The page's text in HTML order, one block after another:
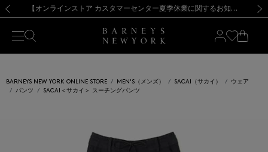
新規登録のお客様も対象！＜MY BARNEYS＞会員のお客様は11,000円（税込）以上のお買上げで常時送料無料！お買い物の際は会員登録を！
【夏季休業に伴う出荷一時停止のお知らせ】(2026.8.7) 【オンラインストア カスタマーセンター夏季休業に関するお知らせ】（2026.8.7）
【夏季休業に伴う返品・交換承り一時停止のお知らせ】（2026.8.5）
熊本県を中心とした地震の影響によるお荷物のお届けについて
【開催中】SUMMER SALEのご案内・ご注意事項 新規登録のお客様も対象！＜MY BARNEYS＞会員のお客様は11,000円（税込）以上のお買上げで常時送料無料！お買い物の際は会員登録を！
【夏季休業に伴う出荷一時停止のお知らせ】(2026.8.7)
BARNEYS NEW YORK ONLINE STORE MEN'S（メンズ） SACAI（サカイ）
ウェア
パンツ
SACAI＜サカイ＞ スーチングパンツ